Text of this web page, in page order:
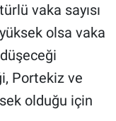
vaka sayısı
olsa vaka
Portekiz ve
olduğu için